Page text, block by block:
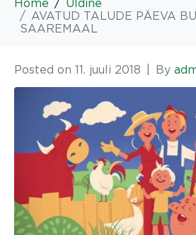
Home
Üldine
AVATUD TALUDE PÄEVA
SAAREMAAL
Posted on 11. juuli 2018 By